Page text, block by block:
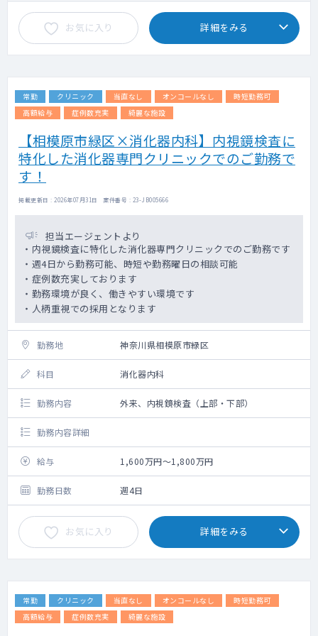
お気に入り 詳細をみる
常勤 クリニック 当直なし オンコールなし
時短勤務可
高額給与
症例数充実 綺麗な施設
【相模原市緑区×消化器内科】内視鏡検査に
特化した消化器専門クリニックでのご勤務で
す！
掲載更新日 : 2026年07月31日 案件番号 : 23-JB005666
担当エージェントより
・内視鏡検査に特化した消化器専門クリニックでのご勤務です
・週4日から勤務可能、時短や勤務曜日の相談可能
・症例数充実しております
・勤務環境が良く、働きやすい環境です
・人柄重視での採用となります
勤務地 神奈川県相模原市緑区
科目 消化器内科
勤務内容 外来、内視鏡検査（上部・下部）
勤務内容詳細
給与 1,600万円～1,800万円
勤務日数 週4日
お気に入り 詳細をみる
常勤 クリニック 当直なし オンコールなし
時短勤務可
高額給与
症例数充実 綺麗な施設